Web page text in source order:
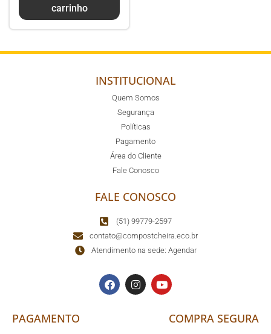
carrinho
INSTITUCIONAL
Quem Somos
Segurança
Políticas
Pagamento
Área do Cliente
Fale Conosco
FALE CONOSCO
(51) 99779-2597
contato@compostcheira.eco.br
Atendimento na sede: Agendar
PAGAMENTO COMPRA SEGURA